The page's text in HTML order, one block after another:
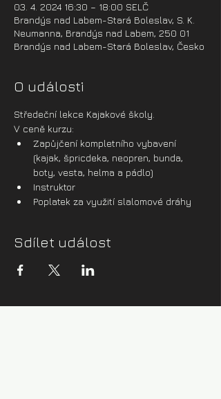
03. 4. 2024 16:30 – 18:00 SELČ
Brandýs nad Labem-Stará Boleslav, S. K.
Neumanna, Brandýs nad Labem, 250 01
Brandýs nad Labem-Stará Boleslav, Česko
O události
Středeční lekce Kajakové školy.
V ceně kurzu:
Zapůjčení kompletního vybavení
(kajak, špricdeka, neopren, bunda,
boty, vesta, helma a pádlo)
Instruktor
Poplatek za využití slalomové dráhy
Sdílet událost